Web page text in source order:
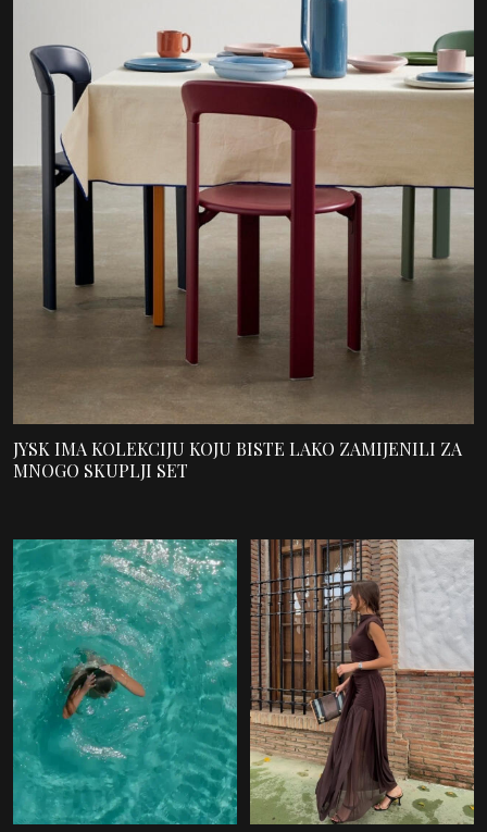
JYSK IMA KOLEKCIJU KOJU BISTE LAKO ZAMIJENILI ZA
MNOGO SKUPLJI SET